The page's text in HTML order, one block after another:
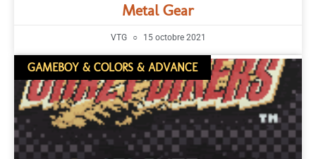
Metal Gear
VTG 15 octobre 2021
GAMEBOY & COLORS & ADVANCE